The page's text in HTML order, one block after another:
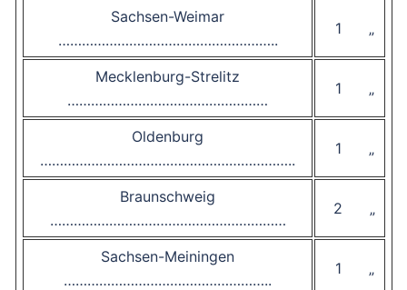
Sachsen-Weimar
………………………………………………..
1 „
Mecklenburg-Strelitz
……………………………………………
1 „
Oldenburg
………………………………………………………..
1 „
Braunschweig
……………………………………………………
2 „
Sachsen-Meiningen
……………………………………………..
1 „